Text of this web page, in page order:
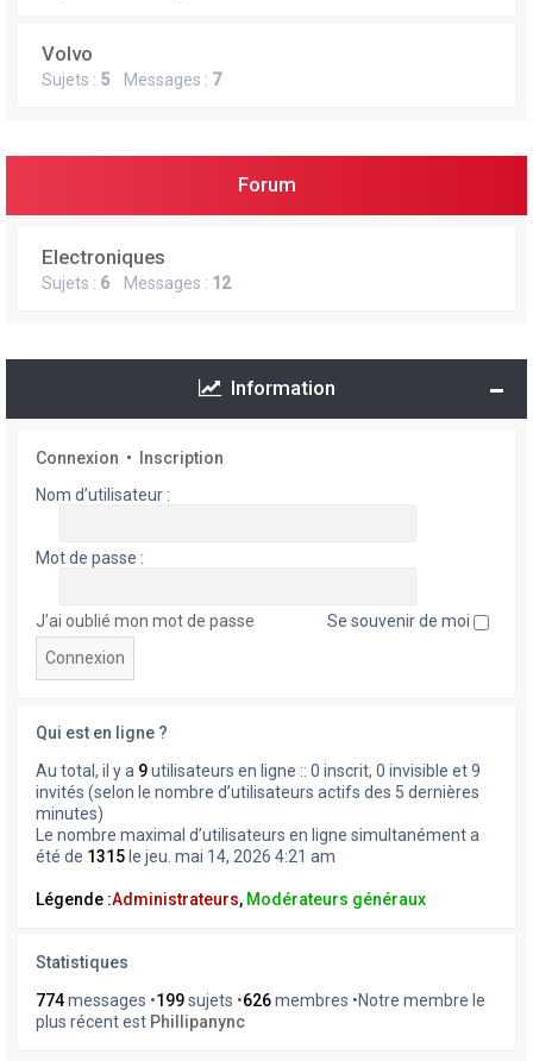
Volvo
Sujets : 5 Messages : 7
Forum
Electroniques
Sujets : 6 Messages : 12
Information
Connexion •
Inscription
Nom d’utilisateur :
Mot de passe :
J’ai oublié mon mot de passe Se souvenir de moi
Qui est en ligne ?
Au total, il y a 9utilisateurs en ligne :: 0 inscrit, 0 invisible et 9
invités (selon le nombre d’utilisateurs actifs des 5 dernières
minutes)
Le nombre maximal d’utilisateurs en ligne simultanément a
été de 1315 le jeu. mai 14, 2026 4:21 am
Légende :Administrateurs, Modérateurs généraux
Statistiques
774messages •199sujets •626membres •Notre membre le
plus récent est Phillipanync